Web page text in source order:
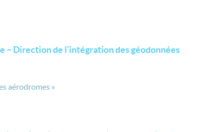
Direction de l’intégration des géodonnées
aérodromes »